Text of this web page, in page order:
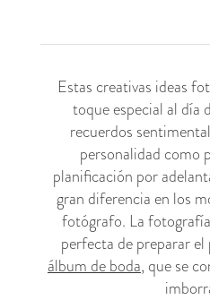
Estas creativas ideas
toque especial al día
recuerdos
personalidad como
planificación por
gran diferencia en los
fotógrafo. La
perfecta de preparar
álbum de boda, que se